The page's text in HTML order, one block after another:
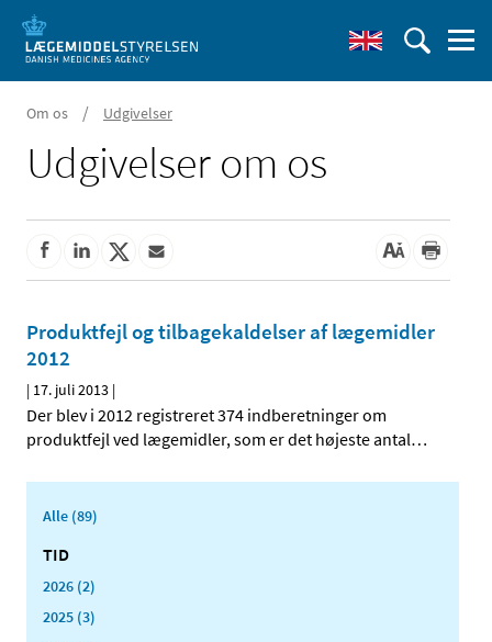
Om os / Udgivelser
Udgivelser om os
Produktfejl og tilbagekaldelser af lægemidler
2012
| 17. juli 2013 |
Der blev i 2012 registreret 374 indberetninger om
produktfejl ved lægemidler, som er det højeste antal…
Alle (89)
TID
2026 (2)
2025 (3)